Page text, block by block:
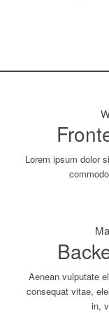
Lorem ipsum dolor
Aenean vulputate
consequat vitae,
in,